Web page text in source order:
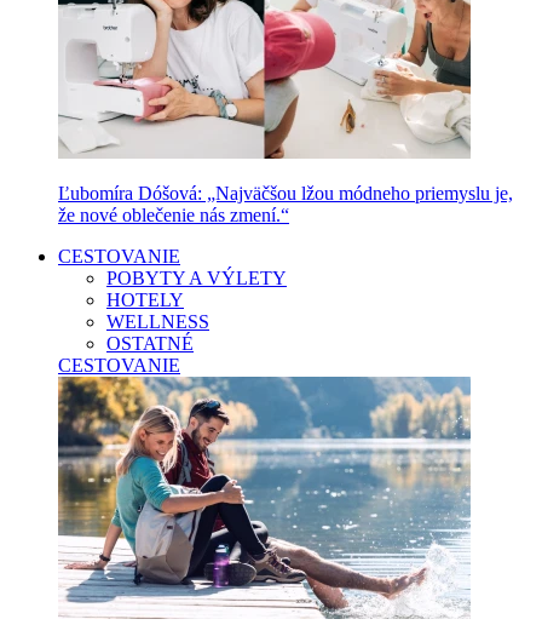
Ľubomíra Dóšová: „Najväčšou lžou módneho priemyslu je,
že nové oblečenie nás zmení.“
CESTOVANIE
POBYTY A VÝLETY
HOTELY
WELLNESS
OSTATNÉ
CESTOVANIE